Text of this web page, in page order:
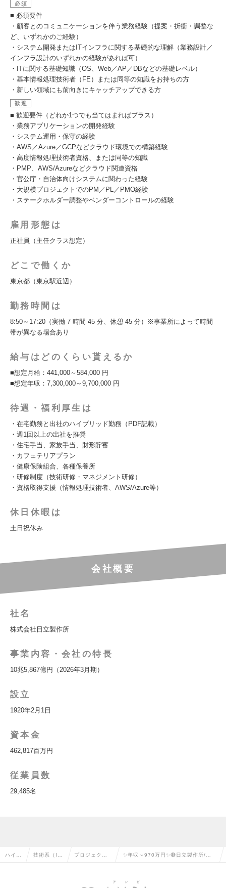
必須
■ 必須要件
・顧客とのコミュニケーションを伴う業務経験（提案・折衝・調整な
ど、いずれかのご経験）
・システム開発またはITインフラに関する基礎的な理解（業務設計／
インフラ設計のいずれかの経験があれば可）
・ITに関する基礎知識（OS、Web／AP／DBなどの基礎レベル）
・基本情報処理技術者（FE）または同等の知識をお持ちの方
・新しい領域にも前向きにキャッチアップできる方
歓迎
■ 歓迎要件（どれか1つでも当てはまればプラス）
・業務アプリケーションの開発経験
・システム運用・保守の経験
・AWS／Azure／GCPなどクラウド環境での構築経験
・高度情報処理技術者資格、または同等の知識
・PMP、AWS/Azureなどクラウド関連資格
・官公庁・自治体向けシステムに関わった経験
・大規模プロジェクトでのPM／PL／PMO経験
・ステークホルダー調整やベンダーコントロールの経験
雇用形態は
正社員（主任クラス想定）
どこで働くか
東京都（東京駅近辺）
勤務時間は
8:50～17:20（実働 7 時間 45 分、休憩 45 分）※事業所によって時間
帯が異なる場合あり
給与はどのくらい貰えるか
■想定月給：441,000～584,000 円
■想定年収：7,300,000～9,700,000 円
待遇・福利厚生は
・在宅勤務と出社のハイブリッド勤務（PDF記載）
・週1回以上の出社を推奨
・住宅手当、家族手当、財形貯蓄
・カフェテリアプラン
・健康保険組合、各種保養所
・研修制度（技術研修・マネジメント研修）
・資格取得支援（情報処理技術者、AWS/Azure等）
休日休暇は
土日祝休み
会社概要
社名
株式会社日立製作所
事業内容・会社の特長
10兆5,867億円（2026年3月期）
設立
1920年2月1日
資本金
462,817百万円
従業員数
29,485名
ハイク 技術系（I プロジェクト ✨年収～970万円✨🔴日立製作所/主